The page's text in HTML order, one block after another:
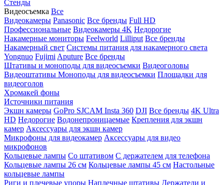
Стенды
Видеосъемка Все
Видеокамеры Panasonic Все бренды Full HD
Профессиональные Видеокамеры 4K Недорогие
Накамерные мониторы Feelworld Lilliput Все бренды
Накамерный свет Системы питания для накамерного света
Yongnuo Fujimi Aputure Все бренды
Штативы и моноподы для видеосъемки Видеоголовы
Видеоштативы Моноподы для видеосъемки Площадки для
видеоголов
Хромакей фоны
Источники питания
Экшн камеры GoPro SJCAM Insta 360 DJI Все бренды 4K Ultra
HD Недорогие Водонепроницаемые Крепления для экшн
камер Аксессуары для экшн камер
Микрофоны для видеокамер Аксессуары для видео
микрофонов
Кольцевые лампы Со штативом C держателем для телефона
Кольцевые лампы 26 см Кольцевые лампы 45 см Настольные
кольцевые лампы
Риги и плечевые упоры Наплечные штативы Держатели и